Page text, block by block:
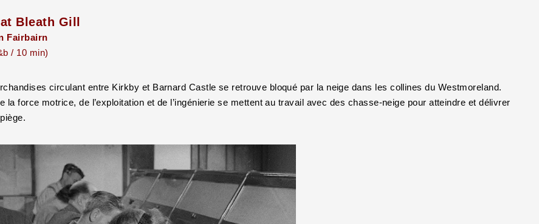
Bleath Gill
Fairbairn
/ 10 min)
circulant entre Kirkby et Barnard Castle se retrouve bloqué par la neige dans les collines du Westmoreland.
la force motrice, de l’exploitation et de l’ingénierie se mettent au travail avec des chasse-neige pour atteindre et délivrer